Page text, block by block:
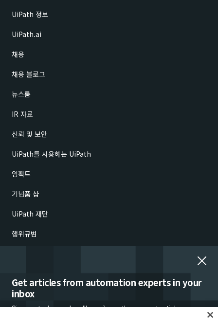
Get articles from automation experts in your
inbox
Sign up today and we'll email you the newest articles every
UiPath 정보
UiPath.ai
채용
채용 블로그
뉴스룸
IR 자료
신뢰 및 보안
UiPath를 사용하는 UiPath
임팩트
기념품 샵
UiPath 재단
행위규범